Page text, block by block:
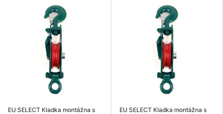
EU SELECT Kladka montážna s
EU SELECT Kladka montážna s